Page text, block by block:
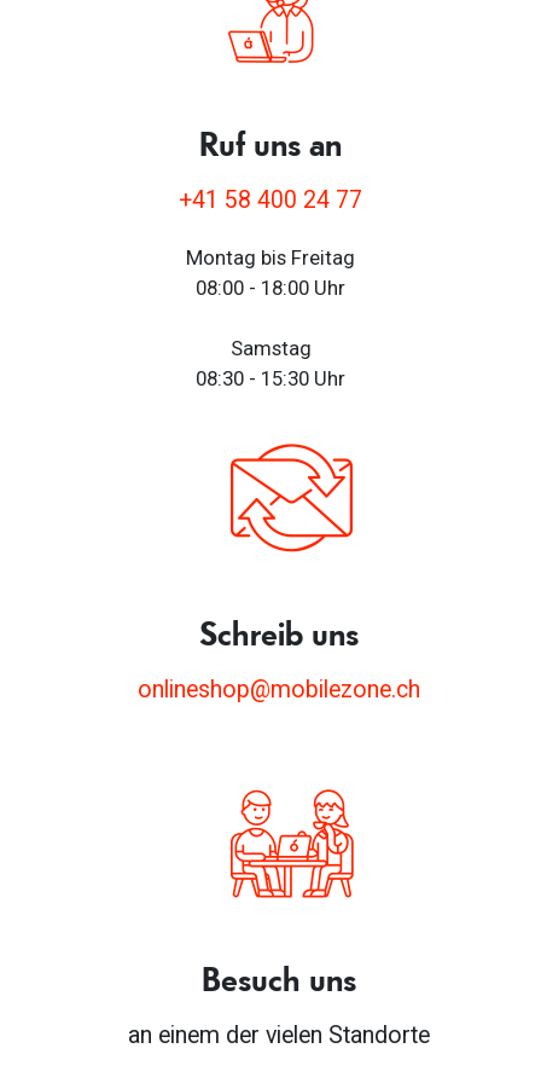
Versicherungsoption beinhaltet.
Ruf uns an
+41 58 400 24 77
Montag bis Freitag
08:00 - 18:00 Uhr
Samstag
08:30 - 15:30 Uhr
Schreib uns
onlineshop@mobilezone.ch
Besuch uns
an einem der vielen Standorte